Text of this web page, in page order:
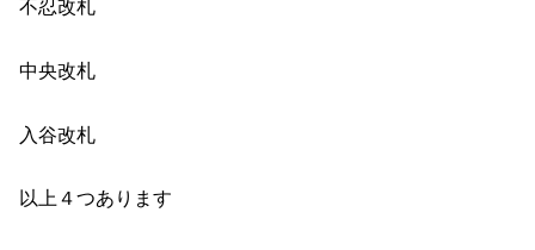
不忍改札
中央改札
入谷改札
以上４つあります